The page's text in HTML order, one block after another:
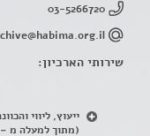
03-5266720
שירותי הארכיון:
ייעוץ, ליווי